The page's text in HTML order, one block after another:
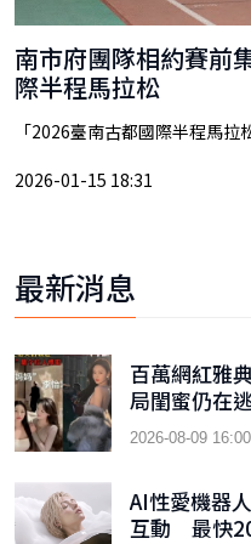
南市府團隊相約賽
際半程馬拉松
「2026臺南古都國際半程馬
2026-01-15 18:31
最新消息
百萬網紅雅
局閨蜜仍在逃
2026-08-09 16:00
AI性愛機器
互動 最快